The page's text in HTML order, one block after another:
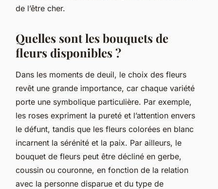
de l’être cher.
Quelles sont les bouquets de
fleurs disponibles ?
Dans les moments de deuil, le choix des fleurs
revêt une grande importance, car chaque variété
porte une symbolique particulière. Par exemple,
les roses expriment la pureté et l’attention envers
le défunt, tandis que les fleurs colorées en blanc
incarnent la sérénité et la paix. Par ailleurs, le
bouquet de fleurs peut être décliné en gerbe,
coussin ou couronne, en fonction de la relation
avec la personne disparue et du type de